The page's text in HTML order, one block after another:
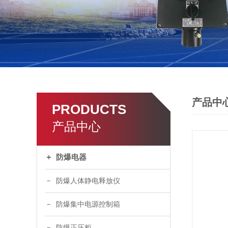
PRODUCTS
产品中心
防爆电器
防爆人体静电释放仪
防爆集中电源控制箱
产品中